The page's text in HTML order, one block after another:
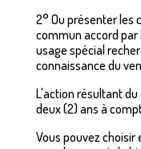
2° Ou présenter les
commun accord
usage spécial
connaissance du
L'action résultant
deux (2) ans à
Vous pouvez choisir